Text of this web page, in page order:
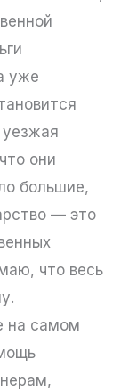
уже
уезжая
они
большие,
— это
что весь
на самом